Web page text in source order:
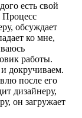
есть свой
Процесс
обсуждает
ко мне,
работы.
докручиваем.
после его
дизайнеру,
он загружает